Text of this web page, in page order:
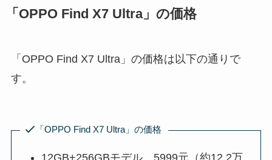
「OPPO Find X7 Ultra」の価格
「OPPO Find X7 Ultra」の価格は以下の通りで
す。
「OPPO Find X7 Ultra」の価格
12GB+256GBモデル 5999元（約12.2万